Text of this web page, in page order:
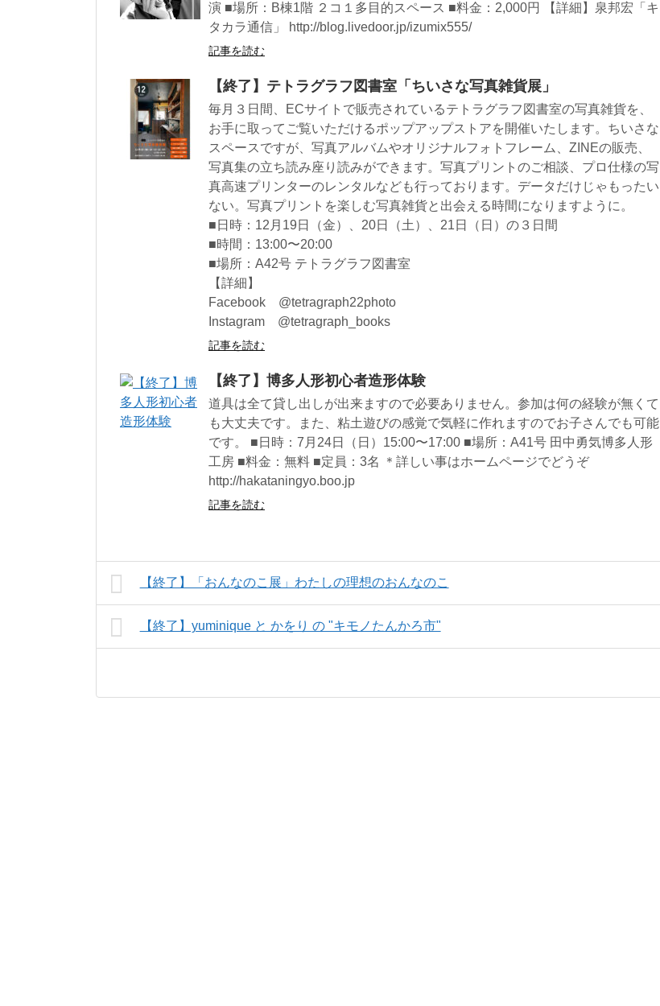
演 ■場所：B棟1階 ２コ１多目的スペース ■料金：2,000円 【詳細】泉邦宏「キ
タカラ通信」 http://blog.livedoor.jp/izumix555/
記事を読む
【終了】テトラグラフ図書室「ちいさな写真雑貨展」
毎月３日間、ECサイトで販売されているテトラグラフ図書室の写真雑貨を、
お手に取ってご覧いただけるポップアップストアを開催いたします。ちいさな
スペースですが、写真アルバムやオリジナルフォトフレーム、ZINEの販売、
写真集の立ち読み座り読みができます。写真プリントのご相談、プロ仕様の写
真高速プリンターのレンタルなども行っております。データだけじゃもったい
ない。写真プリントを楽しむ写真雑貨と出会える時間になりますように。
■日時：12月19日（金）、20日（土）、21日（日）の３日間
■時間：13:00〜20:00
■場所：A42号 テトラグラフ図書室
【詳細】
Facebook @tetragraph22photo
Instagram @tetragraph_books
記事を読む
【終了】博多人形初心者造形体験
道具は全て貸し出しが出来ますので必要ありません。参加は何の経験が無くて
も大丈夫です。また、粘土遊びの感覚で気軽に作れますのでお子さんでも可能
です。 ■日時：7月24日（日）15:00〜17:00 ■場所：A41号 田中勇気博多人形
工房 ■料金：無料 ■定員：3名 ＊詳しい事はホームページでどうぞ
http://hakataningyo.boo.jp
記事を読む
【終了】「おんなのこ展」わたしの理想のおんなのこ
【終了】yuminique と かをり の "キモノたんかろ市"